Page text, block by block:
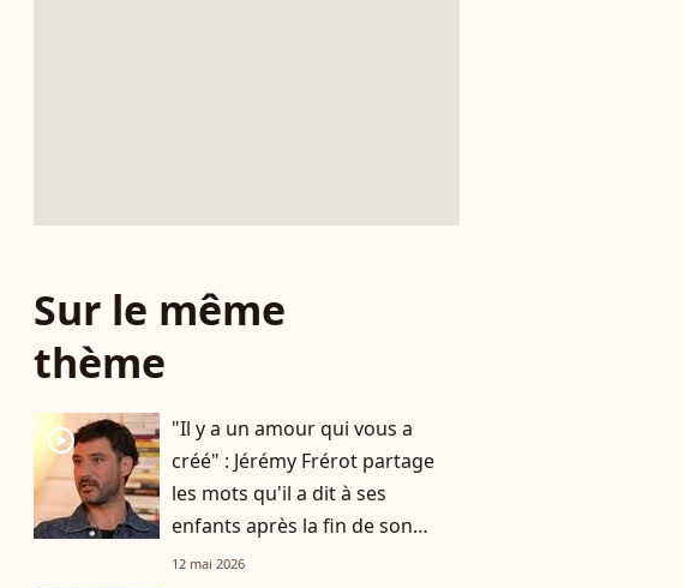
Sur le même
thème
player2
"Il y a un amour qui vous a
créé" : Jérémy Frérot partage
les mots qu'il a dit à ses
enfants après la fin de son
histoire avec leur mère Laure
12 mai 2026